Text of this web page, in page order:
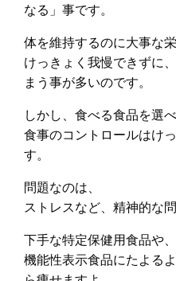
なる」事です。
体を維持するのに大事な
けっきょく我慢できずに
まう事が多いのです。
しかし、食べる食品を選べ
食事のコントロールはけ
す。
問題なのは、
ストレスなど、精神的な
下手な特定保健用食品や、
機能性表示食品にたよる